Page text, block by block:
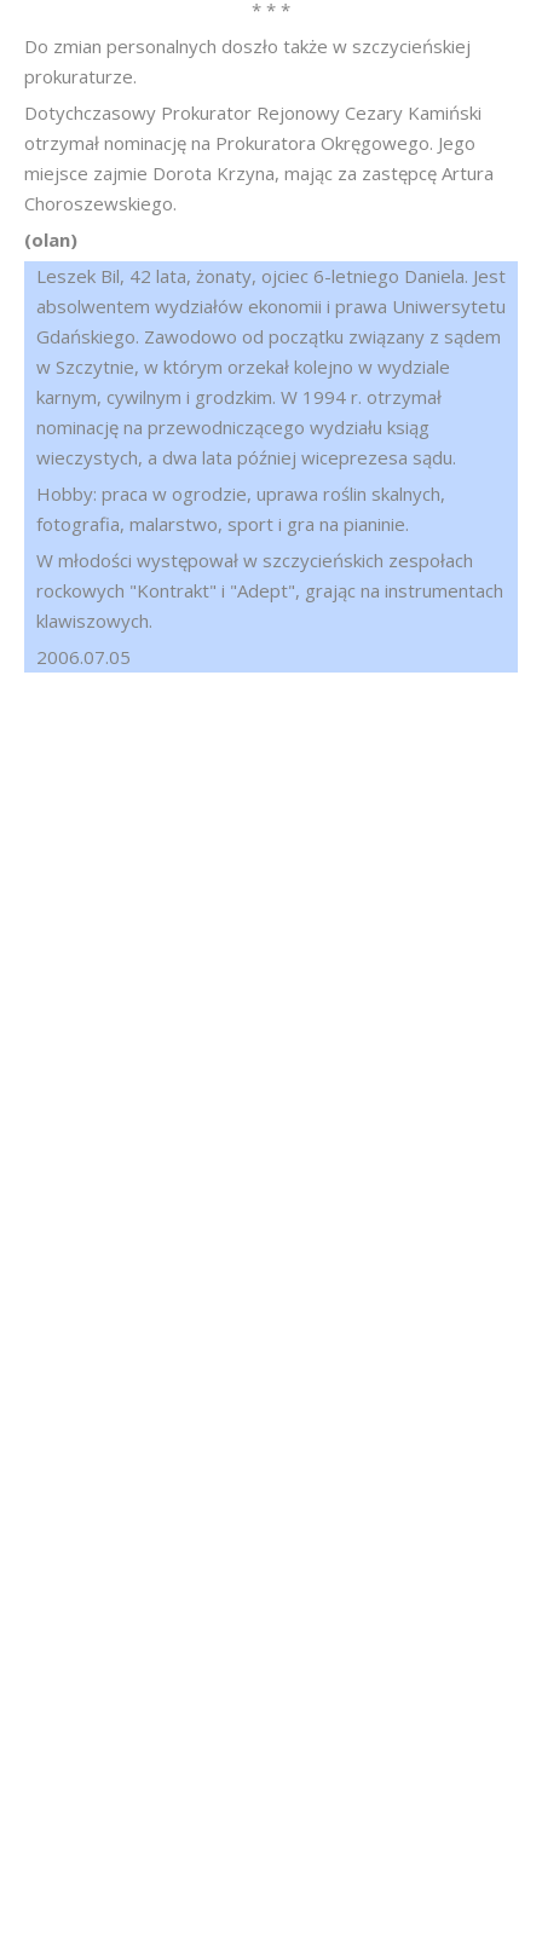
* * *
Do zmian personalnych doszło także w szczycieńskiej
prokuraturze.
Dotychczasowy Prokurator Rejonowy Cezary Kamiński
otrzymał nominację na Prokuratora Okręgowego. Jego
miejsce zajmie Dorota Krzyna, mając za zastępcę Artura
Choroszewskiego.
(olan)
Leszek Bil, 42 lata, żonaty, ojciec 6-letniego Daniela. Jest
absolwentem wydziałów ekonomii i prawa Uniwersytetu
Gdańskiego. Zawodowo od początku związany z sądem
w Szczytnie, w którym orzekał kolejno w wydziale
karnym, cywilnym i grodzkim. W 1994 r. otrzymał
nominację na przewodniczącego wydziału ksiąg
wieczystych, a dwa lata później wiceprezesa sądu.
Hobby: praca w ogrodzie, uprawa roślin skalnych,
fotografia, malarstwo, sport i gra na pianinie.
W młodości występował w szczycieńskich zespołach
rockowych "Kontrakt" i "Adept", grając na instrumentach
klawiszowych.
2006.07.05